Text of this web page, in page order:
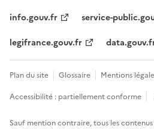
info.gouv.fr
service-
legifrance.gouv.fr
Plan du site Glossaire Mentions
Accessibilité : partiellement conforme
Sauf mention contraire, tous les